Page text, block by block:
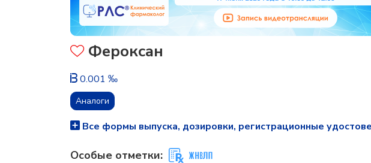
Фероксан
0.001 ‰
Аналоги
Все формы выпуска, дозировки, регистрационные
Особые отметки: